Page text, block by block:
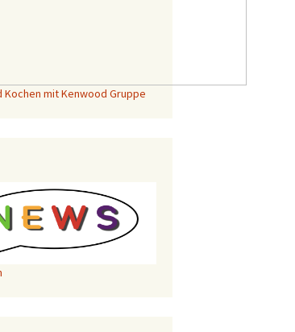
Kochen mit Kenwood Gruppe